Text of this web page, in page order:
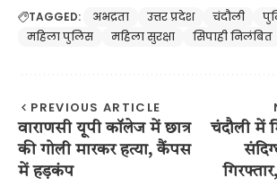
TAGGED: अभद्रता उत्तर प्रदेश चंदौली
महिला पुलिस
महिला सुरक्षा सिपाही निलंबित
PREVIOUS ARTICLE
वाराणसी यूपी कॉलेज में छात्र
की गोली मारकर हत्या, कैंपस
में हड़कंप
चंदौली में